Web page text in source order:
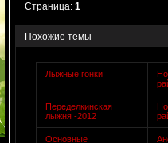
Страница:1
Похожие темы
Лыжные гонки
Переделкинская
лыжня -2012
Основные